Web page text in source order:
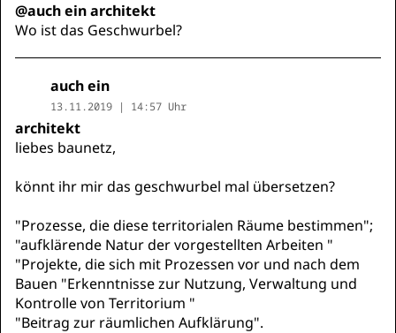
@auch ein architekt
Wo ist das Geschwurbel?
auch ein
13.11.2019 | 14:57 Uhr
architekt
liebes baunetz,
könnt ihr mir das geschwurbel mal übersetzen?
"Prozesse, die diese territorialen Räume bestimmen";
"aufklärende Natur der vorgestellten Arbeiten "
"Projekte, die sich mit Prozessen vor und nach dem
Bauen "Erkenntnisse zur Nutzung, Verwaltung und
Kontrolle von Territorium "
"Beitrag zur räumlichen Aufklärung".